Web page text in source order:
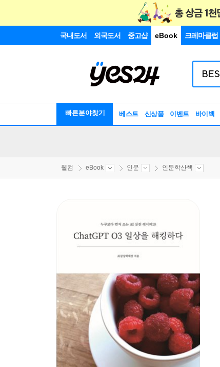
국내도서 외국도서 중고샵 eBook 크레마클럽
빠른분야찾기 베스트 신상품 이벤트 바이백
웰컴 eBook 인문 인문학산책